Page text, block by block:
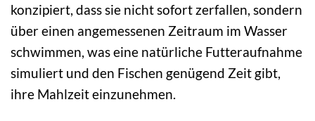
konzipiert, dass sie nicht sofort zerfallen, sondern
über einen angemessenen Zeitraum im Wasser
schwimmen, was eine natürliche Futteraufnahme
simuliert und den Fischen genügend Zeit gibt,
ihre Mahlzeit einzunehmen.